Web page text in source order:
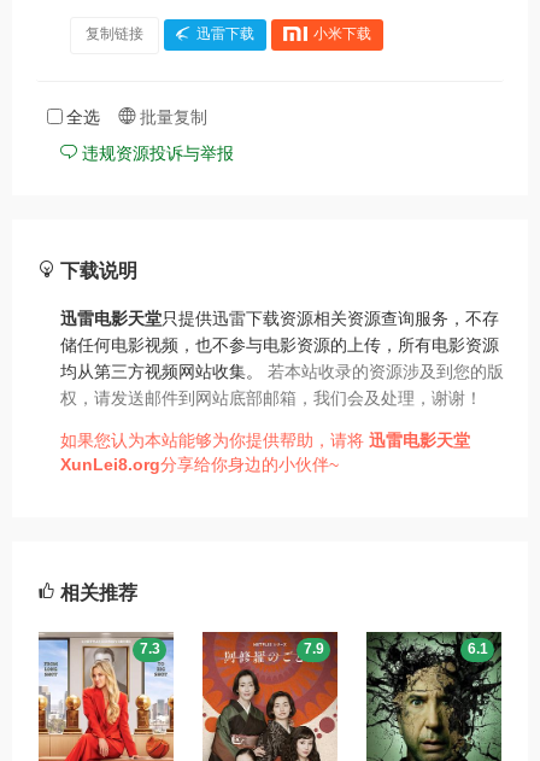
复制链接 迅雷下载 小米下载
全选
批量复制
违规资源投诉与举报
下载说明
迅雷电影天堂只提供迅雷下载资源相关资源查询服务，不存
储任何电影视频，也不参与电影资源的上传，所有电影资源
均从第三方视频网站收集。 若本站收录的资源涉及到您的版
权，请发送邮件到网站底部邮箱，我们会及处理，谢谢！
如果您认为本站能够为你提供帮助，请将 迅雷电影天堂
XunLei8.org分享给你身边的小伙伴~
相关推荐
7.3 7.9 6.1